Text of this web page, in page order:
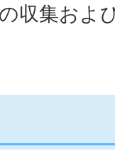
収集およ